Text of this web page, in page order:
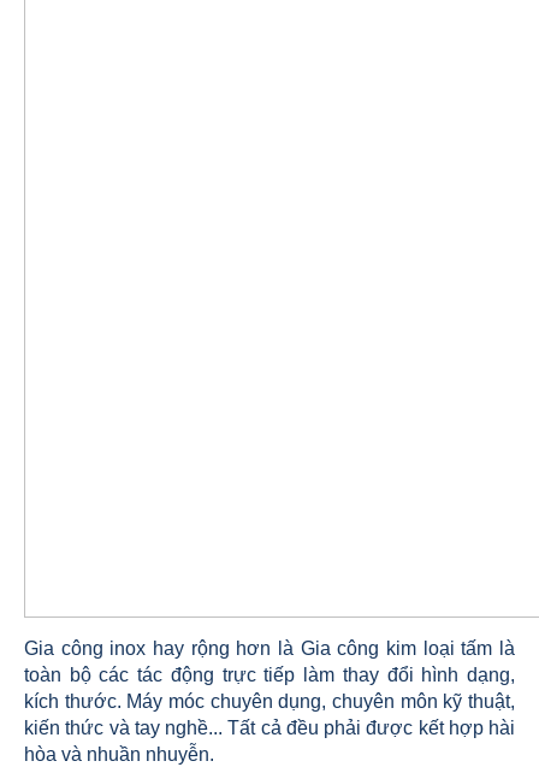
Gia công inox hay rộng hơn là Gia công kim loại tấm là
toàn bộ các tác động trực tiếp làm thay đổi hình dạng,
kích thước. Máy móc chuyên dụng, chuyên môn kỹ thuật,
kiến thức và tay nghề... Tất cả đều phải được kết hợp hài
hòa và nhuần nhuyễn.